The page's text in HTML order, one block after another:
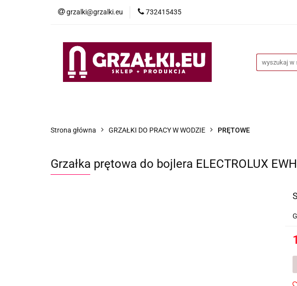
grzalki@grzalki.eu 732415435
Strona główna GRZAŁKI DO PRACY W WODZIE PRĘTOWE
Grzałka prętowa do bojlera ELECTROLUX